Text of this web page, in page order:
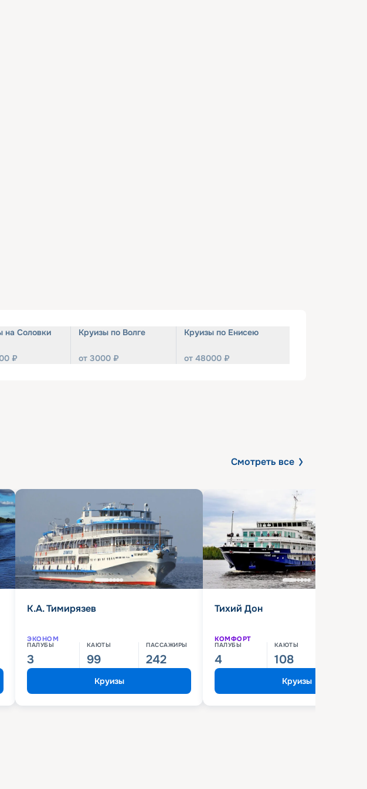
на Соловки
₽
Круизы по Волге
от 3000 ₽
Круизы по Енисею
от 48000 ₽
Смотреть все
К.А. Тимирязев
ЭКОНОМ
ПАЛУБЫ
3
КАЮТЫ
99
ПАССАЖИРЫ
242
Круизы
Тихий Дон
КОМФОРТ
ПАЛУБЫ
4
КАЮТЫ
108
Круизы